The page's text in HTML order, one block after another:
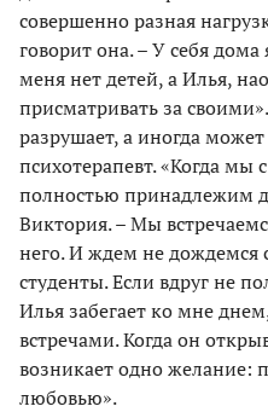
совершенно разная
говорит она. – У себя
меня нет детей, а Илья,
присматривать за
разрушает, а иногда
психотерапевт. «Когда мы
полностью принадлежим
Виктория. – Мы
него. И ждем не дождемся
студенты. Если вдруг не
Илья забегает ко мне
встречами. Когда он
возникает одно желание:
любовью».